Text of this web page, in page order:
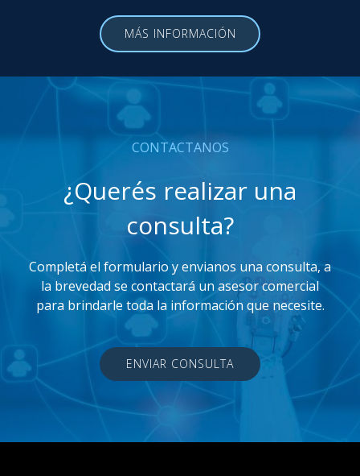
MÁS INFORMACIÓN
CONTACTANOS
¿Querés realizar una
consulta?
Completá el formulario y envianos una consulta, a
la brevedad se contactará un asesor comercial
para brindarle toda la información que necesite.
ENVIAR CONSULTA